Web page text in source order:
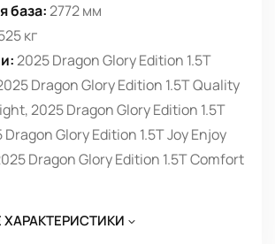
база:2772 мм
кг
2025 Dragon Glory Edition 1.5T
Dragon Glory Edition 1.5T Quality
2025 Dragon Glory Edition 1.5T
Dragon Glory Edition 1.5T Joy Enjoy
Dragon Glory Edition 1.5T Comfort